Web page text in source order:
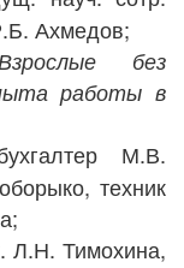
Ахмедов;
без
работы в
М.В.
техник
Л.Н. Тимохина,